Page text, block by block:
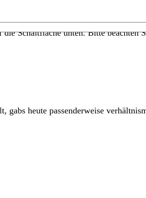
Schaltfläche unten. Bitte beachten
heute passenderweise